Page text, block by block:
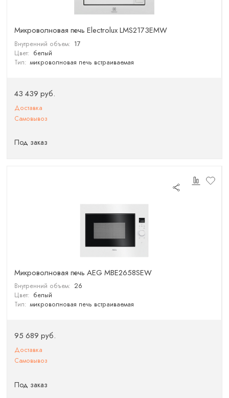
Микроволновая печь Electrolux LMS2173EMW
Внутренний объем: 17
Цвет: белый
Тип: микроволновая печь встраиваемая
43 439 руб.
Доставка
Самовывоз
Под заказ
Микроволновая печь AEG MBE2658SEW
Внутренний объем: 26
Цвет: белый
Тип: микроволновая печь встраиваемая
95 689 руб.
Доставка
Самовывоз
Под заказ